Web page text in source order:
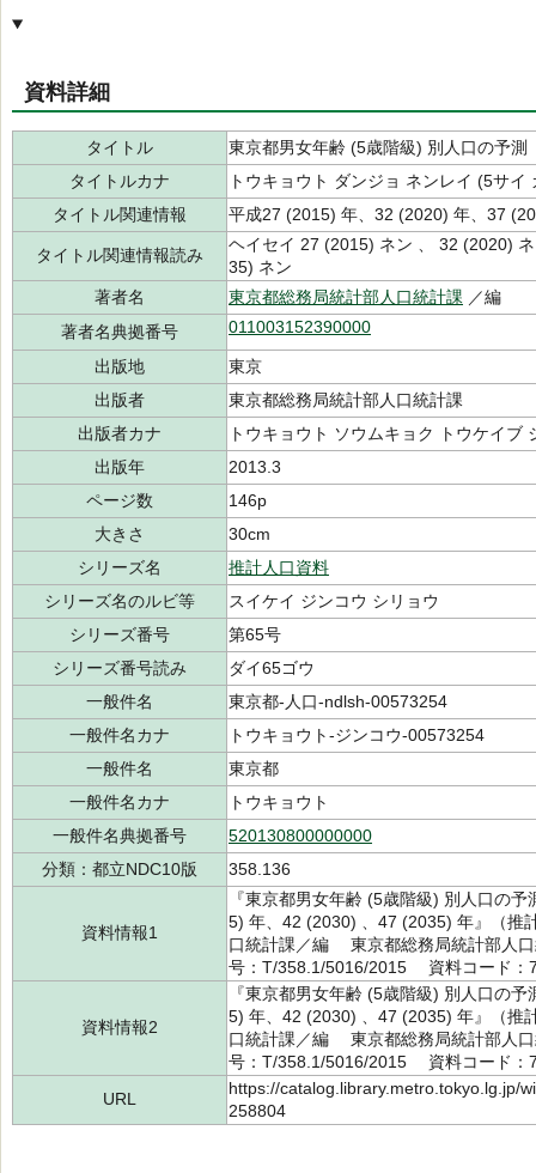
資料詳細
タイトル
東京都男女年齢 (5歳階級) 別人口の予測
タイトルカナ
トウキョウト ダンジョ ネンレイ (5サ
タイトル関連情報
平成27 (2015) 年、32 (2020) 年、37
タイトル関連情報読み
ヘイセイ 27 (2015) ネン 、 32 (2020)
35) ネン
著者名
東京都総務局統計部人口統計課 ／編
著者名典拠番号
011003152390000
出版地
東京
出版者
東京都総務局統計部人口統計課
出版者カナ
トウキョウト ソウムキョク トウケイブ
出版年
2013.3
ページ数
146p
大きさ
30cm
シリーズ名
推計人口資料
シリーズ名のルビ等
スイケイ ジンコウ シリョウ
シリーズ番号
第65号
シリーズ番号読み
ダイ65ゴウ
一般件名
東京都-人口-ndlsh-00573254
一般件名カナ
トウキョウト-ジンコウ-00573254
一般件名
東京都
一般件名カナ
トウキョウト
一般件名典拠番号
520130800000000
分類：都立NDC10版
358.136
資料情報1
『東京都男女年齢 (5歳階級) 別人口の
5) 年、42 (2030) 、47 (2035) 年』（
口統計課／編 東京都総務局統計部人
号：T/358.1/5016/2015 資料コード：
資料情報2
『東京都男女年齢 (5歳階級) 別人口の
5) 年、42 (2030) 、47 (2035) 年』（
口統計課／編 東京都総務局統計部人
号：T/358.1/5016/2015 資料コード：
URL
https://catalog.library.metro.tokyo.lg.jp/
258804